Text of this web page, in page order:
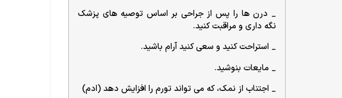
_ درن ها را پس از جراحی بر اساس توصیه های پزشک
نگه داری و مراقبت کنید.
_ استراحت کنید و سعی کنید آرام باشید.
_ مایعات بنوشید.
_ اجتناب از نمک، که می تواند تورم را افزایش دهد (ادم)